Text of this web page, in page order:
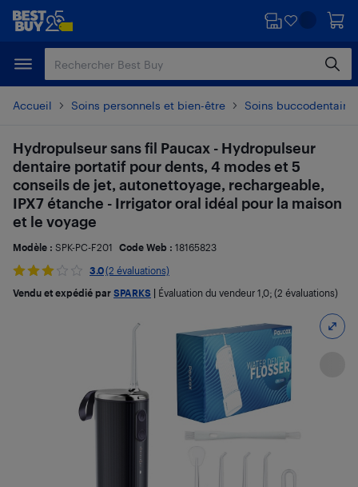
Passer
principal
Passer
Accueil Soins personnels et bien-être Soins buccodentaires
Hydropulseur sans fil Paucax - Hydropulseur
dentaire portatif pour dents, 4 modes et 5
conseils de jet, autonettoyage, rechargeable,
IPX7 étanche - Irrigator oral idéal pour la maison
et le voyage
Modèle : SPK-PC-F201 Code Web : 18165823
3.0(2 évaluations)
Vendu et expédié par SPARKS Évaluation du vendeur 1,0; (2 évaluations)